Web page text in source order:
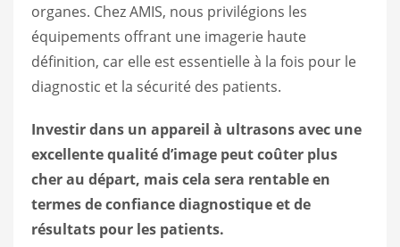
organes. Chez AMIS, nous privilégions les
équipements offrant une imagerie haute
définition, car elle est essentielle à la fois pour le
diagnostic et la sécurité des patients.
Investir dans un appareil à ultrasons avec une
excellente qualité d’image peut coûter plus
cher au départ, mais cela sera rentable en
termes de confiance diagnostique et de
résultats pour les patients.